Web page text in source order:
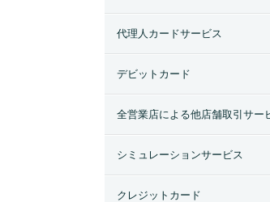
代理人カードサービス
デビットカード
全営業店による他店舗取引サー
シミュレーションサービス
クレジットカード